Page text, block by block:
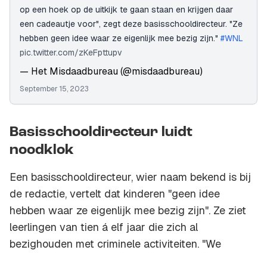
op een hoek op de uitkijk te gaan staan en krijgen daar
een cadeautje voor", zegt deze basisschooldirecteur. "Ze
hebben geen idee waar ze eigenlijk mee bezig zijn." #WNL
pic.twitter.com/zKeFpttupv
— Het Misdaadbureau (@misdaadbureau)
September 15, 2023
Basisschooldirecteur luidt
noodklok
Een basisschooldirecteur, wier naam bekend is bij
de redactie, vertelt dat kinderen "geen idee
hebben waar ze eigenlijk mee bezig zijn". Ze ziet
leerlingen van tien á elf jaar die zich al
bezighouden met criminele activiteiten. "We